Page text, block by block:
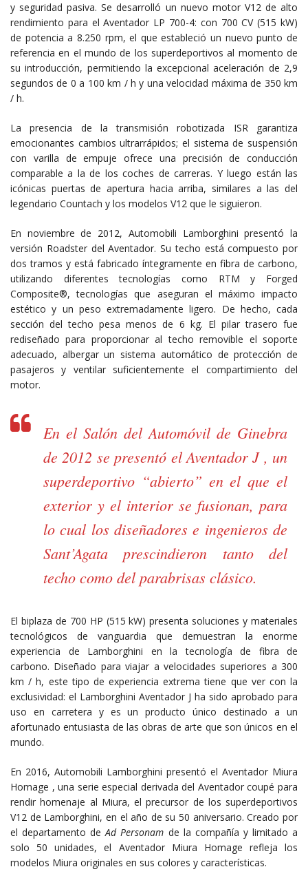
y seguridad pasiva. Se desarrolló un nuevo motor V12 de alto
rendimiento para el Aventador LP 700-4: con 700 CV (515 kW)
de potencia a 8.250 rpm, el que estableció un nuevo punto de
referencia en el mundo de los superdeportivos al momento de
su introducción, permitiendo la excepcional aceleración de 2,9
segundos de 0 a 100 km / h y una velocidad máxima de 350 km
/ h.
La presencia de la transmisión robotizada ISR garantiza
emocionantes cambios ultrarrápidos; el sistema de suspensión
con varilla de empuje ofrece una precisión de conducción
comparable a la de los coches de carreras. Y luego están las
icónicas puertas de apertura hacia arriba, similares a las del
legendario Countach y los modelos V12 que le siguieron.
En noviembre de 2012, Automobili Lamborghini presentó la
versión Roadster del Aventador. Su techo está compuesto por
dos tramos y está fabricado íntegramente en fibra de carbono,
utilizando diferentes tecnologías como RTM y Forged
Composite®, tecnologías que aseguran el máximo impacto
estético y un peso extremadamente ligero. De hecho, cada
sección del techo pesa menos de 6 kg. El pilar trasero fue
rediseñado para proporcionar al techo removible el soporte
adecuado, albergar un sistema automático de protección de
pasajeros y ventilar suficientemente el compartimiento del
motor.
En el Salón del Automóvil de Ginebra
de 2012 se presentó el Aventador J , un
superdeportivo “abierto” en el que el
exterior y el interior se fusionan, para
lo cual los diseñadores e ingenieros de
Sant’Agata prescindieron tanto del
techo como del parabrisas clásico.
El biplaza de 700 HP (515 kW) presenta soluciones y materiales
tecnológicos de vanguardia que demuestran la enorme
experiencia de Lamborghini en la tecnología de fibra de
carbono. Diseñado para viajar a velocidades superiores a 300
km / h, este tipo de experiencia extrema tiene que ver con la
exclusividad: el Lamborghini Aventador J ha sido aprobado para
uso en carretera y es un producto único destinado a un
afortunado entusiasta de las obras de arte que son únicos en el
mundo.
En 2016, Automobili Lamborghini presentó el Aventador Miura
Homage , una serie especial derivada del Aventador coupé para
rendir homenaje al Miura, el precursor de los superdeportivos
V12 de Lamborghini, en el año de su 50 aniversario. Creado por
el departamento de Ad Personam de la compañía y limitado a
solo 50 unidades, el Aventador Miura Homage refleja los
modelos Miura originales en sus colores y características.